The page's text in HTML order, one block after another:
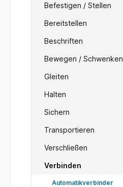
Befestigen / Stellen
Bereitstellen
Beschriften
Bewegen / Schwenken
Gleiten
Halten
Sichern
Transportieren
Verschließen
Verbinden
Automatikverbinder